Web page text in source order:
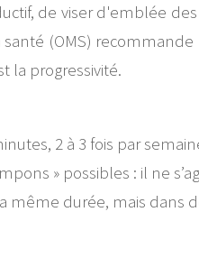
de viser d'emblée
(OMS)
la progressivité.
2 à 3 fois par
» possibles : il ne
même durée, mais